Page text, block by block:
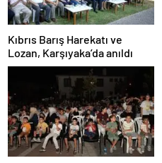
Kıbrıs Barış Harekatı ve
Lozan, Karşıyaka’da anıldı